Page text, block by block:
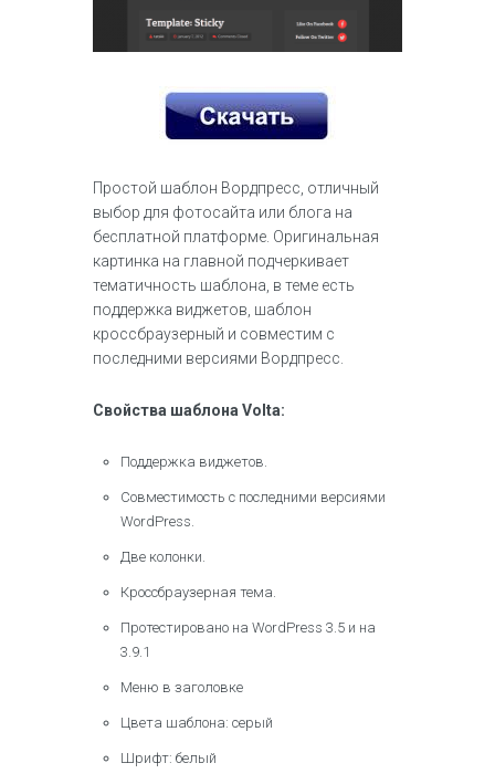
Простой шаблон Вордпресс, отличный
выбор для фотосайта или блога на
бесплатной платформе. Оригинальная
картинка на главной подчеркивает
тематичность шаблона, в теме есть
поддержка виджетов, шаблон
кроссбраузерный и совместим с
последними версиями Вордпресс.
Свойства шаблона Volta:
Поддержка виджетов.
Совместимость с последними версиями
WordPress.
Две колонки.
Кроссбраузерная тема.
Протестировано на WordPress 3.5 и на
3.9.1
Меню в заголовке
Цвета шаблона: серый
Шрифт: белый